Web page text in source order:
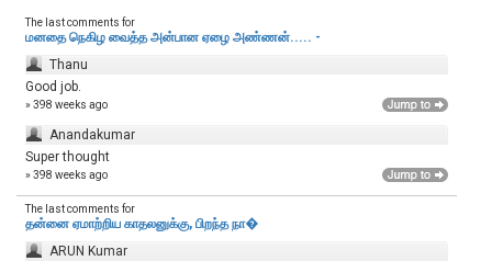
The last comments for
மனதை நெகிழ வைத்த அன்பான ஏழை அண்ணன்..... -
Thanu
Good job.
» 398 weeks ago
Anandakumar
Super thought
» 398 weeks ago
The last comments for
தன்னை ஏமாற்றிய காதலனுக்கு, பிறந்த நா�
ARUN Kumar